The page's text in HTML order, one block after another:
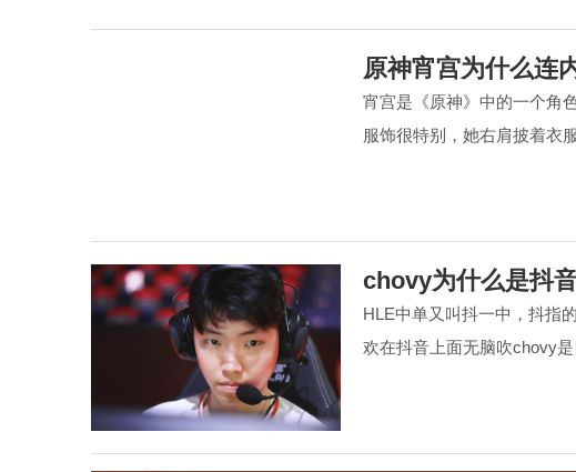
原神宵宫为什么连
宵宫是《原神》中的一个角
服饰很特别，她右肩披着衣
chovy为什么是抖
HLE中单又叫抖一中，抖指
欢在抖音上面无脑吹chovy